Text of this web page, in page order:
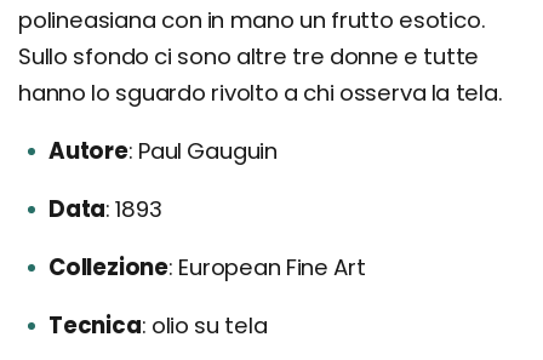
polineasiana con in mano un frutto esotico.
Sullo sfondo ci sono altre tre donne e tutte
hanno lo sguardo rivolto a chi osserva la tela.
Autore Paul Gauguin
Data 1893
Collezione European Fine Art
Tecnica olio su tela